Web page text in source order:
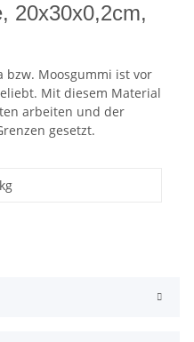
20x30x0,2cm,
bzw. Moosgummi ist vor
Mit diesem Material
arbeiten und der
gesetzt.